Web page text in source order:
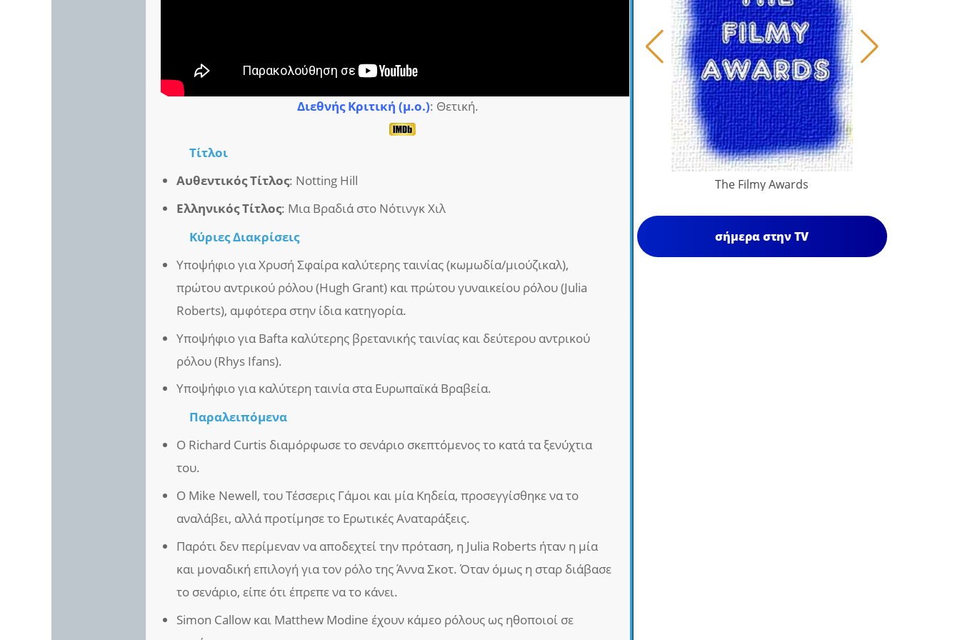
Διεθνής Κριτική (μ.ο.): Θετική.
Τίτλοι
Αυθεντικός Τίτλος: Notting Hill
Ελληνικός Τίτλος: Μια Βραδιά στο Νότινγκ Χιλ
Κύριες Διακρίσεις
Υποψήφιο για Χρυσή Σφαίρα καλύτερης ταινίας (κωμωδία/μιούζικαλ),
πρώτου αντρικού ρόλου (Hugh Grant) και πρώτου γυναικείου ρόλου (Julia
Roberts), αμφότερα στην ίδια κατηγορία.
Υποψήφιο για Bafta καλύτερης βρετανικής ταινίας και δεύτερου αντρικού
ρόλου (Rhys Ifans).
Υποψήφιο για καλύτερη ταινία στα Ευρωπαϊκά Βραβεία.
Παραλειπόμενα
Ο Richard Curtis διαμόρφωσε το σενάριο σκεπτόμενος το κατά τα ξενύχτια
του.
Ο Mike Newell, του Τέσσερις Γάμοι και μία Κηδεία, προσεγγίσθηκε να το
αναλάβει, αλλά προτίμησε το Ερωτικές Αναταράξεις.
Παρότι δεν περίμεναν να αποδεχτεί την πρόταση, η Julia Roberts ήταν η μία
και μοναδική επιλογή για τον ρόλο της Άννα Σκοτ. Όταν όμως η σταρ διάβασε
το σενάριο, είπε ότι έπρεπε να το κάνει.
Simon Callow και Matthew Modine έχουν κάμεο ρόλους ως ηθοποιοί σε
The Filmy Awards
σήμερα στην TV